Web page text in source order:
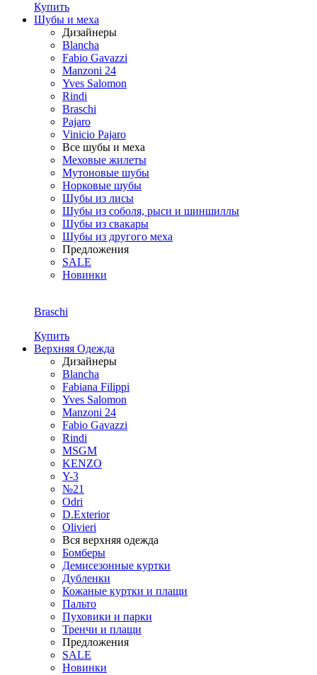
Купить
Шубы и меха
Дизайнеры
Blancha
Fabio Gavazzi
Manzoni 24
Yves Salomon
Rindi
Braschi
Pajaro
Vinicio Pajaro
Все шубы и меха
Меховые жилеты
Мутоновые шубы
Норковые шубы
Шубы из лисы
Шубы из соболя, рыси и шиншиллы
Шубы из свакары
Шубы из другого меха
Предложения
SALE
Новинки
Braschi
Купить
Верхняя Одежда
Дизайнеры
Blancha
Fabiana Filippi
Yves Salomon
Manzoni 24
Fabio Gavazzi
Rindi
MSGM
KENZO
Y-3
№21
Odri
D.Exterior
Olivieri
Вся верхняя одежда
Бомберы
Демисезонные куртки
Дубленки
Кожаные куртки и плащи
Пальто
Пуховики и парки
Тренчи и плащи
Предложения
SALE
Новинки